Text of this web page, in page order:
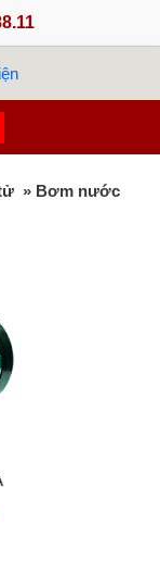
» Bơm nước